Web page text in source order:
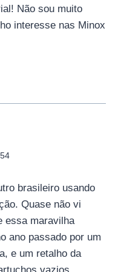
Não sou muito
interesse nas Minox
brasileiro usando
Quase não vi
essa maravilha
ano passado por um
e um retalho da